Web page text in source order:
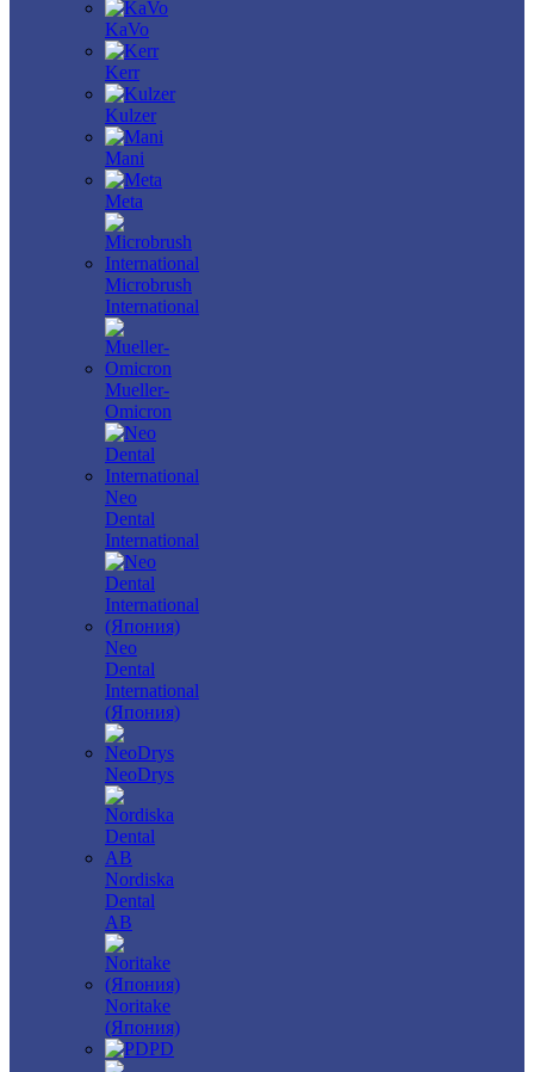
KaVo
Kerr
Kulzer
Mani
Meta
Microbrush
International
Mueller-
Omicron
Neo
Dental
International
Neo
Dental
International
(Япония)
NeoDrys
Nordiska
Dental
AB
Noritake
(Япония)
PD